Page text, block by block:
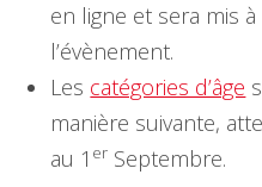
en ligne et sera mis
l’évènement.
Les catégories d’âge
manière suivante,
au 1 er Septembre.